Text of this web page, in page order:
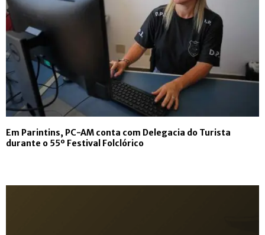
Em Parintins, PC-AM conta com Delegacia do Turista
durante o 55º Festival Folclórico